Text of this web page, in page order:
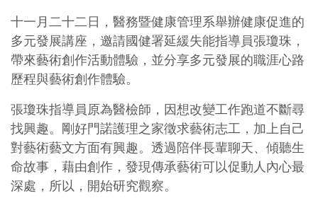
十一月二十二日，醫務暨健康管理系舉辦健康促進的
多元發展講座，邀請國健署延緩失能指導員張瓊珠，
帶來藝術創作活動體驗，並分享多元發展的職涯心路
歷程與藝術創作體驗。
張瓊珠指導員原為醫檢師，因想改變工作跑道不斷尋
找興趣。剛好門諾護理之家徵求藝術志工，加上自己
對藝術藝文方面有興趣。透過陪伴長輩聊天、傾聽生
命故事，藉由創作，發現傳承藝術可以促動人內心最
深處，所以，開始研究觀察。